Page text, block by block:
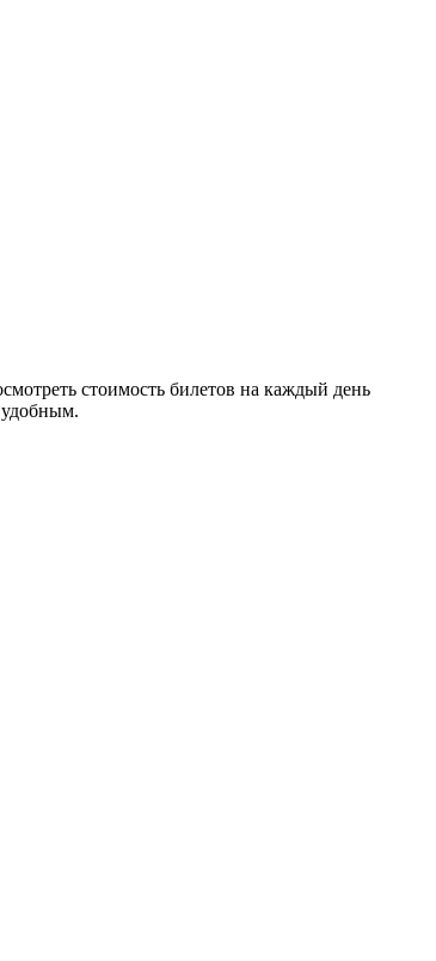
стоимость билетов на каждый день